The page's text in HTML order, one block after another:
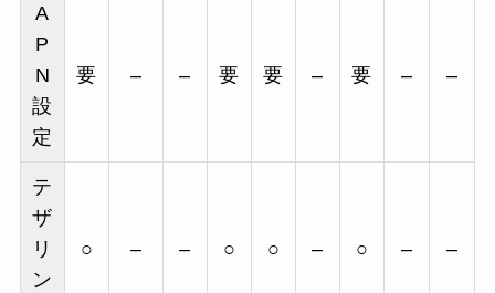
A
P
N
設
定
要 – – 要 要 – 要 – –
テ
ザ
リ
ン
○ – – ○ ○ – ○ – –